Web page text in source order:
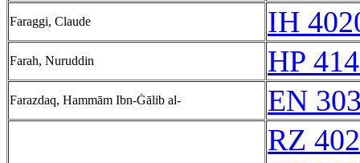
Faraggi, Claude IH
Farah, Nuruddin HP
Farazdaq, Hammām Ibn-Ġālib al-
EN
RZ